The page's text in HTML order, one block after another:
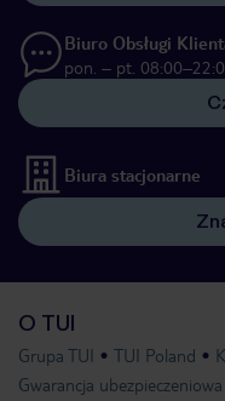
Biuro Obsługi
pon. – pt.
Biura stacjonarne
O TUI
Grupa TUI TUI Poland
Gwarancja ubezpieczeniowa